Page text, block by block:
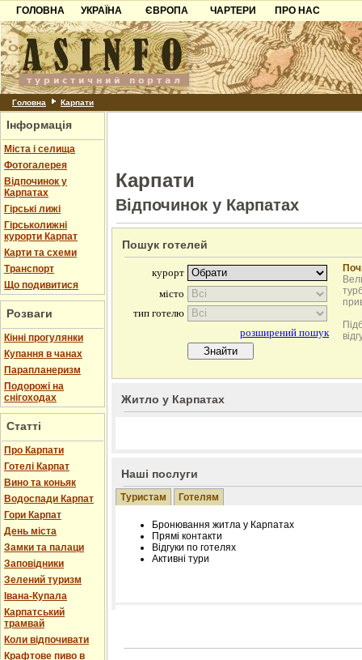
ГОЛОВНА
УКРАЇНА
Карпати
Азов
Причорноморря
Шацьк
ЄВРОПА
Чорногорія
Хорватія
Болгарія
ЧАРТЕРИ
ПРО НАС
Контакти
Партнерам
Додати готель
Головна Карпати
Інформація
Міста і селища
Фотогалерея
Відпочинок у
Карпатах
Гірські лижі
Гірськолижні
курорти Карпат
Карти та схеми
Транспорт
Що подивитися
Розваги
Кінні прогулянки
Купання в чанах
Парапланеризм
Подорожі на
снігоходах
Статті
Про Карпати
Готелі Карпат
Вино та коньяк
Водоспади Карпат
Гори Карпат
День міста
Замки та палаци
Заповідники
Зелений туризм
Івана-Купала
Карпатський
трамвай
Коли відпочивати
Крафтове пиво в
Карпати
Відпочинок у Карпатах
Пошук готелей
Житло у Карпатах
Наші послуги
Туристам Готелям
Бронювання житла у Карпатах
Прямі контакти
Відгуки по готелях
Активні тури
Лічільник відвідувачів